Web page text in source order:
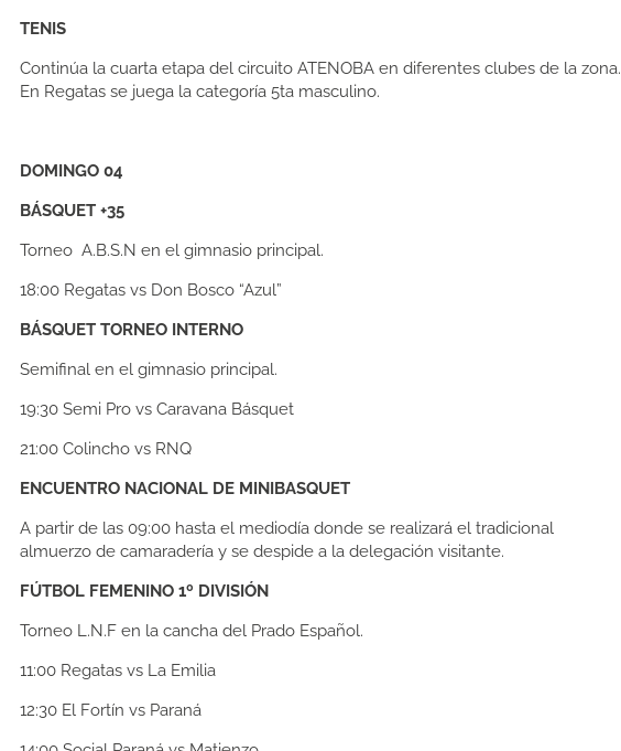
TENIS
Continúa la cuarta etapa del circuito ATENOBA en diferentes clubes de la zona.
En Regatas se juega la categoría 5ta masculino.
DOMINGO 04
BÁSQUET +35
Torneo A.B.S.N en el gimnasio principal.
18:00 Regatas vs Don Bosco “Azul”
BÁSQUET TORNEO INTERNO
Semifinal en el gimnasio principal.
19:30 Semi Pro vs Caravana Básquet
21:00 Colincho vs RNQ
ENCUENTRO NACIONAL DE MINIBASQUET
A partir de las 09:00 hasta el mediodía donde se realizará el tradicional
almuerzo de camaradería y se despide a la delegación visitante.
FÚTBOL FEMENINO 1º DIVISIÓN
Torneo L.N.F en la cancha del Prado Español.
11:00 Regatas vs La Emilia
12:30 El Fortín vs Paraná